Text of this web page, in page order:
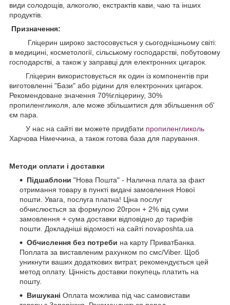
види солодощів, алкоголю, екстрактів кави, чаю та інших
продуктів.
Призначення:
Гліцерин широко застосовується у сьогоднішньому світі:
в медицині, косметології, сільському господарстві, побутовому
господарстві, а також у заправці для електронних цигарок.
Гліцерин використовується як один із компонентів при
виготовленні "Бази" або рідини для електронних цигарок.
Рекомендоване значення 70%гліцерину, 30%
пропиленгликоля, але може збільшитися для збільшення об'
єм пара.
У нас на сайті ви можете придбати пропиленгликоль
Харчова Німеччина, а також готова база для парування.
Методи оплати і доставки
Підшаблони "Нова Пошта" - Налична плата за факт
отримання товару в пункті видачі замовлення Нової
пошти. Увага, послуга платна! Ціна послуг
обчислюється за формулою 20грон + 2% від суми
замовлення + сума доставки відповідно до тарифів
пошти. Докладніші відомості на сайті novaposhta.ua
Обчислення без потреби на карту ПриватБанка.
Поплата за виставленим рахунком по смс/Viber. Щоб
уникнути ваших додаткових витрат, рекомендується цей
метод оплату. Цінність доставки покупець платить на
пошту.
Вишукані Оплата можлива під час самовистави